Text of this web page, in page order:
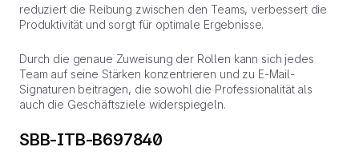
reduziert die Reibung zwischen den Teams, verbessert die
Produktivität und sorgt für optimale Ergebnisse.
Durch die genaue Zuweisung der Rollen kann sich jedes
Team auf seine Stärken konzentrieren und zu E-Mail-
Signaturen beitragen, die sowohl die Professionalität als
auch die Geschäftsziele widerspiegeln.
SBB-ITB-B697840